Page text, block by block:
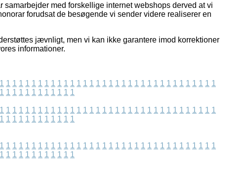
med forskellige internet webshops derved at vi
forudsat de besøgende vi sender videre realiserer en
jævnligt, men vi kan ikke garantere imod korrektioner
informationer.
1 1 1 1 1 1 1 1 1 1 1 1 1 1 1 1 1 1 1 1 1 1 1 1 1 1 1 1 1 1 1 1 1 1
1 1 1 1 1 1 1 1 1 1 1 1
1 1 1 1 1 1 1 1 1 1 1 1 1 1 1 1 1 1 1 1 1 1 1 1 1 1 1 1 1 1 1 1 1 1
1 1 1 1 1 1 1 1 1 1 1 1
1 1 1 1 1 1 1 1 1 1 1 1 1 1 1 1 1 1 1 1 1 1 1 1 1 1 1 1 1 1 1 1 1 1
1 1 1 1 1 1 1 1 1 1 1 1